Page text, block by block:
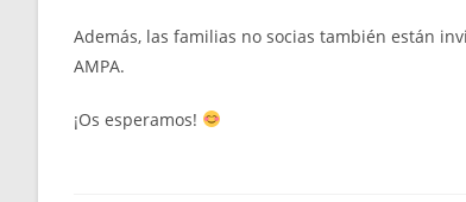
Además, las familias no socias también están
AMPA.
¡Os esperamos!